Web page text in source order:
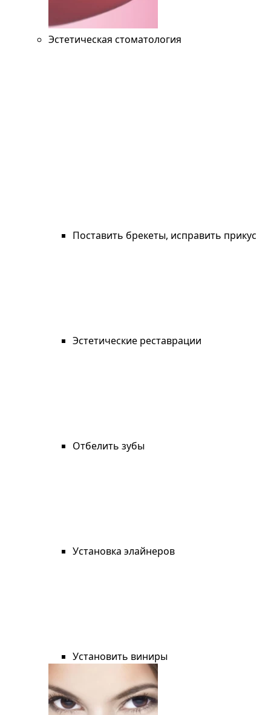
Эстетическая стоматология
Поставить брекеты, исправить прикус
Эстетические реставрации
Отбелить зубы
Установка элайнеров
Установить виниры